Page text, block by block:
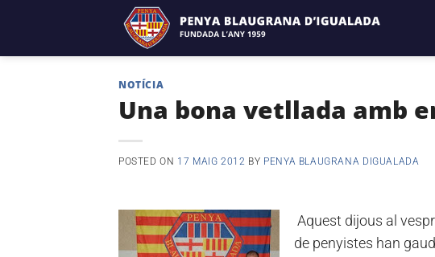
content
NOTÍCIA
Una bona vetllada amb
POSTED ON 17 MAIG 2012 BY PENYA BLAUGRANA DIGUALADA
Aquest dijous al
de penyistes han